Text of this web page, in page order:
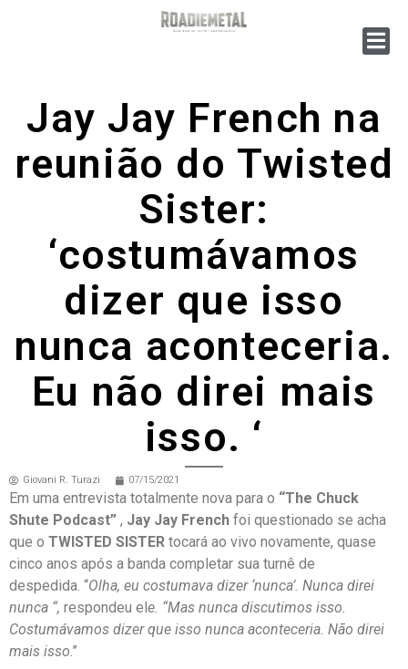
Jay Jay French na
reunião do Twisted
Sister:
‘costumávamos
dizer que isso
nunca aconteceria.
Eu não direi mais
isso. ‘
Giovani R. Turazi 07/15/2021
Em uma entrevista totalmente nova para o “The Chuck
Shute Podcast” , Jay Jay French foi questionado se acha
que o TWISTED SISTER tocará ao vivo novamente, quase
cinco anos após a banda completar sua turnê de
despedida. “Olha, eu costumava dizer ‘nunca’. Nunca direi
nunca “, respondeu ele. “Mas nunca discutimos isso.
Costumávamos dizer que isso nunca aconteceria. Não direi
mais isso.”